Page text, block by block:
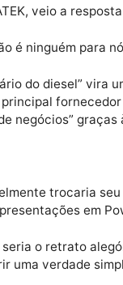
autoridades, sai
de
pessoais de
indaga:
veio a